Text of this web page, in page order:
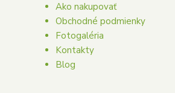
Ako nakupovať
Obchodné podmienky
Fotogaléria
Kontakty
Blog